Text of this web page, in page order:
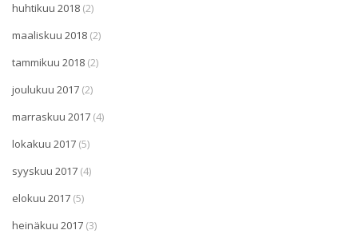
huhtikuu 2018 (2)
maaliskuu 2018 (2)
tammikuu 2018 (2)
joulukuu 2017 (2)
marraskuu 2017 (4)
lokakuu 2017 (5)
syyskuu 2017 (4)
elokuu 2017 (5)
heinäkuu 2017 (3)